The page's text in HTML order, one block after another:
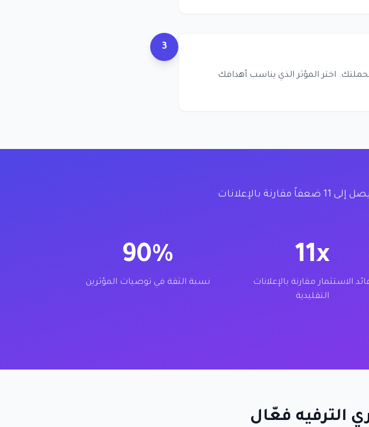
3
اختر المؤثر الذي يناسب أهدافك
التسويق عبر مؤثري الترفيه يحقق عائد استثمار يصل إلى 11 ضعفاً مقارنة بالإعلانات
11x
الاستثمار مقارنة بالإعلانات
التقليدية
90%
نسبة الثقة في توصيات المؤثرين
الترفيه فعّال